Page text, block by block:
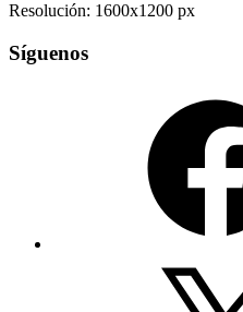
Resolución: 1600x1200 px
Síguenos